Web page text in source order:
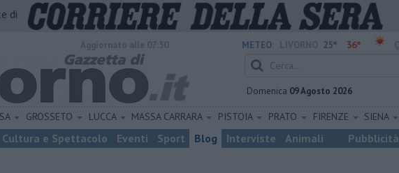
di
METEO: 25° 36°
Domenica 09 Agosto 2026
GROSSETO LUCCA MASSA CARRARA PISTOIA PRATO FIRENZE SIENA
Cultura e Spettacolo Eventi Sport Blog Interviste Animali Pubblicità